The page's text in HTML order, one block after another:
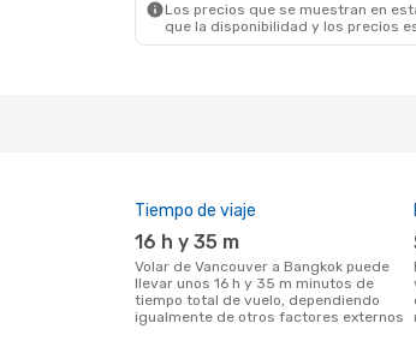
Los precios que se muestran en
que la disponibilidad y los precios
Tiempo de viaje
16 h y 35 m
Volar de Vancouver a Bangkok puede
llevar unos 16 h y 35 m minutos de
tiempo total de vuelo, dependiendo
igualmente de otros factores externos
El